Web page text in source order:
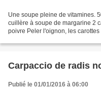
Une soupe pleine de vitamines.
cuillère à soupe de margarine 2
poivre Peler l'oignon, les
Carpaccio de radis
Publié le 01/01/2016 à 06:00